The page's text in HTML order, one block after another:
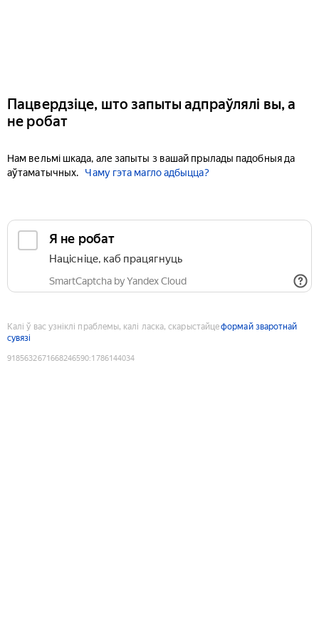
Пацвердзіце, што запыты адпраўлялі вы, а
не робат
Нам вельмі шкада, але запыты з вашай прылады падобныя да
аўтаматычных.
Чаму гэта магло адбыцца?
Я не робат
Націсніце, каб працягнуць
SmartCaptcha by Yandex Cloud
Калі ў вас узніклі праблемы, калі ласка, скарыстайцеформай зваротнай
сувязі
9185632671668246590:1786144034